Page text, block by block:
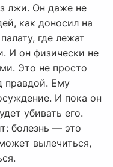
лжи. Он даже не
как доносил на
где лежат
И он физически не
Это не просто
правдой. Ему
И пока он
убивать его.
болезнь — это
вылечиться,